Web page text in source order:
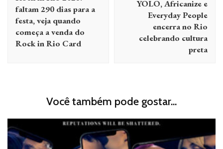
faltam 290 dias para a
festa, veja quando
começa a venda do
Rock in Rio Card
YOLO, Africanize e
Everyday People
encerra no Rio
celebrando cultura
preta
Você também pode gostar...